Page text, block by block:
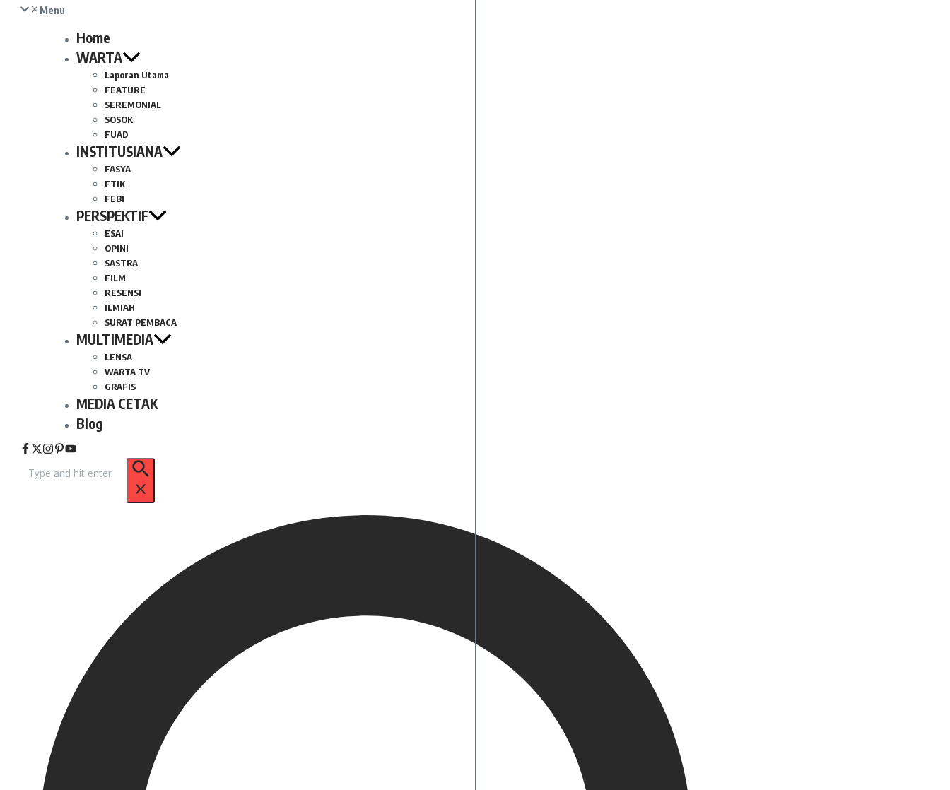
Menu
Home
WARTA
Laporan Utama
FEATURE
SEREMONIAL
SOSOK
FUAD
INSTITUSIANA
FASYA
FTIK
FEBI
PERSPEKTIF
ESAI
OPINI
SASTRA
FILM
RESENSI
ILMIAH
SURAT PEMBACA
MULTIMEDIA
LENSA
WARTA TV
GRAFIS
MEDIA CETAK
Blog
untuk: